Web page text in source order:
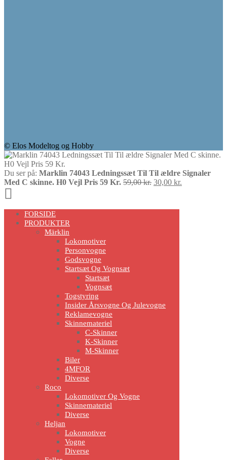
© Elos Modeltog og Hobby
Du ser på: Marklin 74043 Ledningssæt Til Til ældre Signaler
Med C skinne. H0 Vejl Pris 59 Kr. 59,00kr. Den
var:
30,00 kr.
UpFORSIDE
PRODUKTER
Märklin
Lokomotiver
Personvogne
Godsvogne
Startsæt Og Vognsæt
Startsæt
Vognsæt
Togstyring
Insider Årsvogne Og Julevogne
Reklamevogne
Skinnemateriel
C-Skinner
K-Skinner
M-Skinner
Biler
4MFOR
Diverse
Roco
Lokomotiver Og Vogne
Skinnemateriel
Diverse
Heljan
Lokomotiver
Vogne
Diverse